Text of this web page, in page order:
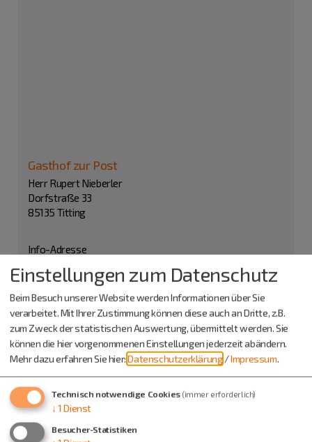
Gasthof zur Post
Herr Rupert Nieberler
Dorfstraße 33
85135 Titting
Info-Adresse
Bergschützen Kaldorf e.V.
Herr Michael Bergér-Scheurer
Harthof 3
85132 Schernfeld
0176 44563010
Einstellungen zum Datenschutz
Beim Besuch unserer Website werden Informationen über Sie
verarbeitet. Mit Ihrer Zustimmung können diese auch an Dritte, z.B.
zum Zweck der statistischen Auswertung, übermittelt werden. Sie
können die hier vorgenommenen Einstellungen jederzeit abändern.
Mehr dazu erfahren Sie hier:Datenschutzerklärung /Impressum.
Technisch notwendige Cookies (immer erforderlich)
↓ 1 Dienst
Besucher-Statistiken